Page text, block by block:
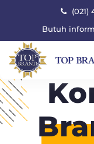
(021)
Butuh